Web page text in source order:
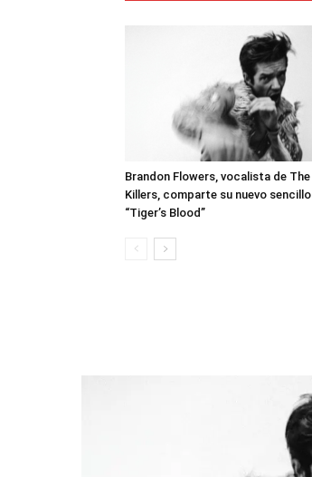
Brandon Flowers, vocalista de The
Killers, comparte su nuevo sencillo
“Tiger’s Blood”